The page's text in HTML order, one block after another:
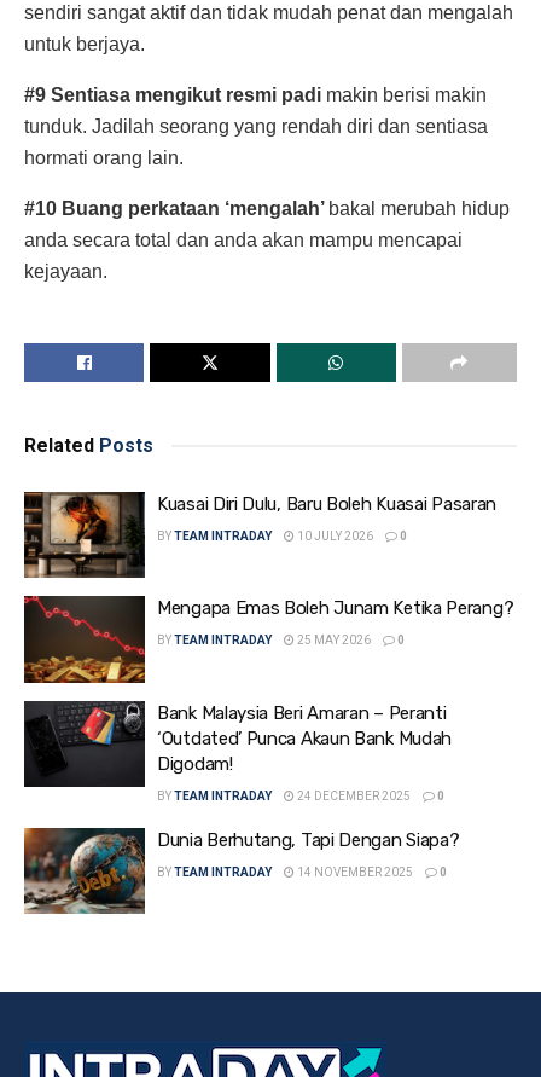
sendiri sangat aktif dan tidak mudah penat dan mengalah
untuk berjaya.
#9 Sentiasa mengikut resmi padi makin berisi makin
tunduk. Jadilah seorang yang rendah diri dan sentiasa
hormati orang lain.
#10 Buang perkataan ‘mengalah’ bakal merubah hidup
anda secara total dan anda akan mampu mencapai
kejayaan.
Related Posts
Kuasai Diri Dulu, Baru Boleh Kuasai Pasaran
BYTEAM INTRADAY 10 JULY 2026 0
Mengapa Emas Boleh Junam Ketika Perang?
BYTEAM INTRADAY 25 MAY 2026 0
Bank Malaysia Beri Amaran – Peranti
‘Outdated’ Punca Akaun Bank Mudah
Digodam!
BYTEAM INTRADAY 24 DECEMBER 2025 0
Dunia Berhutang, Tapi Dengan Siapa?
BYTEAM INTRADAY 14 NOVEMBER 2025 0